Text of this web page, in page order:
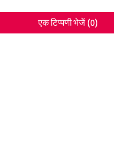
एक टिप्पणी भेजें (0)